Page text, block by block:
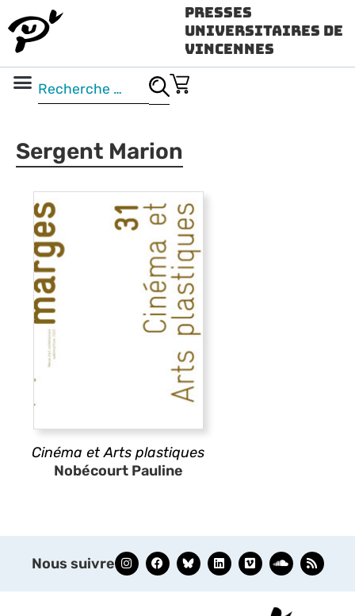
Presses
Universitaires de
Vincennes
Sergent Marion
Cinéma et Arts plastiques
Nobécourt Pauline
Nous suivre